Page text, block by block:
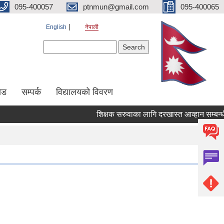
095-400057 ptnmun@gmail.com 095-400065
English नेपाली
सम्पर्क विद्यालयको विवरण
शिक्षक सरुवाका लागि दरखास्त आव्हान सम्बन्धी